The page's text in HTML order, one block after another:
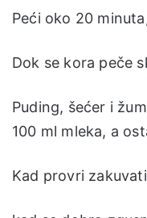
Peći oko 20
Dok se kora peče
Puding, šećer i
100 ml mleka, a
Kad provri